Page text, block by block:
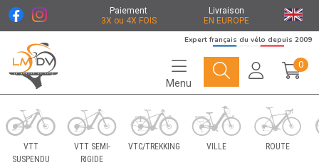
Paiement
3X ou 4X FOIS
Livraison
EN EUROPE
Le Marché du Vélo Votre distributeurs de vélo
Expert français du vélo depuis 2009
Menu
0
VTT
SUSPENDU
VTT SEMI-
RIGIDE
VTC/TREKKING VILLE ROUTE